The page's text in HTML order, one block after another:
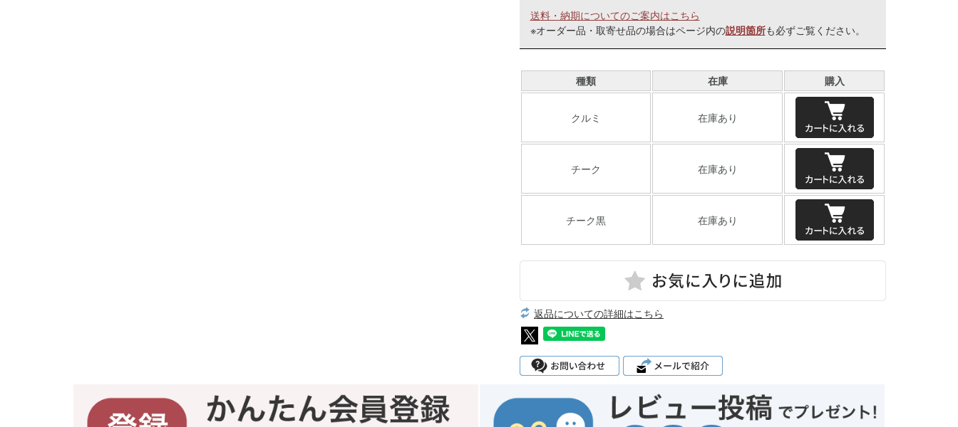
送料・納期についてのご案内はこちら
※オーダー品・取寄せ品の場合はページ内の説明箇所も必ずご覧ください。
種類 在庫 購入
クルミ 在庫あり
チーク 在庫あり
チーク黒 在庫あり
返品についての詳細はこちら